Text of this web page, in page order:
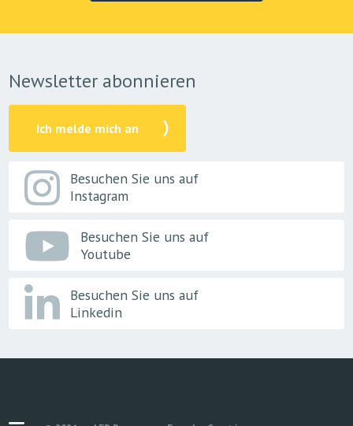
Newsletter abonnieren
Ich melde mich an
Besuchen Sie uns auf
Instagram
Besuchen Sie uns auf
Youtube
Besuchen Sie uns auf
Linkedin